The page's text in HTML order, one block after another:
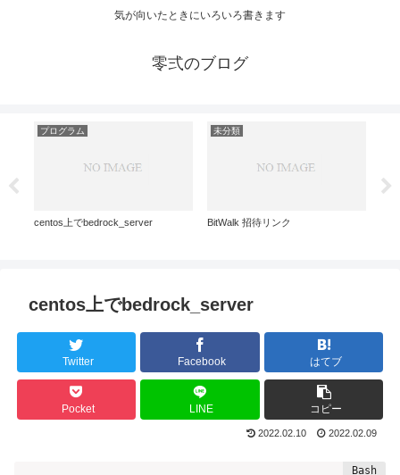
気が向いたときにいろいろ書きます
零弍のブログ
プログラム
centos上でbedrock_server
未分類
BitWalk 招待リンク
centos上でbedrock_server
Twitter Facebook はてブ
Pocket LINE コピー
2022.02.10 2022.02.09